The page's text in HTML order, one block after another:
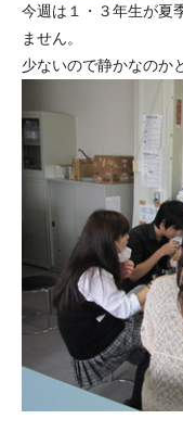
今週は１・３年生が夏
ません。
少ないので静かなのか